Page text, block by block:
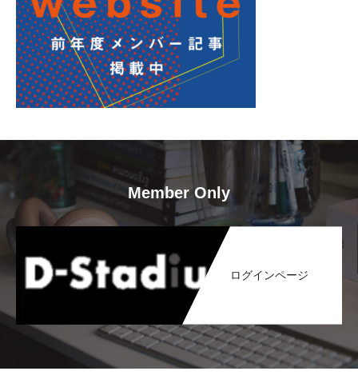
Member Only
ログインページ